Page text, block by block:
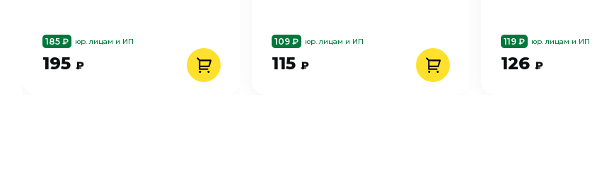
185 ₽ юр. лицам и ИП
195 ₽
109 ₽ юр. лицам и ИП
115 ₽
119 ₽ юр. лицам и ИП
126 ₽